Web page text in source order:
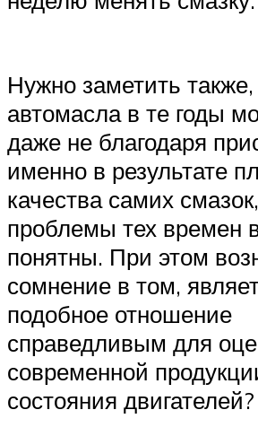
Нужно заметить также,
автомасла в те годы
даже не благодаря
именно в результате
качества самих
проблемы тех времен
понятны. При этом
сомнение в том,
подобное отношение
справедливым для
современной
состояния двигателей?